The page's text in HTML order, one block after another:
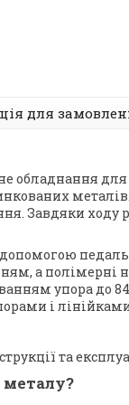
для
обладнання
металів.
Завдяки
а
упора до
і лінійками
та
металу?